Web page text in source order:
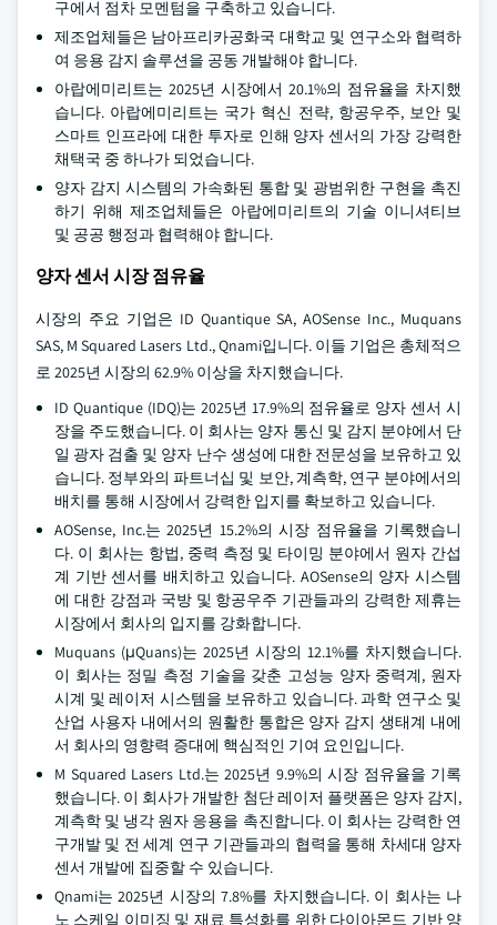
구에서 점차 모멘텀을 구축하고 있습니다.
제조업체들은 남아프리카공화국 대학교 및 연구소와 협력하
여 응용 감지 솔루션을 공동 개발해야 합니다.
아랍에미리트는 2025년 시장에서 20.1%의 점유율을 차지했
습니다. 아랍에미리트는 국가 혁신 전략, 항공우주, 보안 및
스마트 인프라에 대한 투자로 인해 양자 센서의 가장 강력한
채택국 중 하나가 되었습니다.
양자 감지 시스템의 가속화된 통합 및 광범위한 구현을 촉진
하기 위해 제조업체들은 아랍에미리트의 기술 이니셔티브
및 공공 행정과 협력해야 합니다.
양자 센서 시장 점유율
시장의 주요 기업은 ID Quantique SA, AOSense Inc., Muquans
SAS, M Squared Lasers Ltd., Qnami입니다. 이들 기업은 총체적으
로 2025년 시장의 62.9% 이상을 차지했습니다.
ID Quantique (IDQ)는 2025년 17.9%의 점유율로 양자 센서 시
장을 주도했습니다. 이 회사는 양자 통신 및 감지 분야에서 단
일 광자 검출 및 양자 난수 생성에 대한 전문성을 보유하고 있
습니다. 정부와의 파트너십 및 보안, 계측학, 연구 분야에서의
배치를 통해 시장에서 강력한 입지를 확보하고 있습니다.
AOSense, Inc.는 2025년 15.2%의 시장 점유율을 기록했습니
다. 이 회사는 항법, 중력 측정 및 타이밍 분야에서 원자 간섭
계 기반 센서를 배치하고 있습니다. AOSense의 양자 시스템
에 대한 강점과 국방 및 항공우주 기관들과의 강력한 제휴는
시장에서 회사의 입지를 강화합니다.
Muquans (μQuans)는 2025년 시장의 12.1%를 차지했습니다.
이 회사는 정밀 측정 기술을 갖춘 고성능 양자 중력계, 원자
시계 및 레이저 시스템을 보유하고 있습니다. 과학 연구소 및
산업 사용자 내에서의 원활한 통합은 양자 감지 생태계 내에
서 회사의 영향력 증대에 핵심적인 기여 요인입니다.
M Squared Lasers Ltd.는 2025년 9.9%의 시장 점유율을 기록
했습니다. 이 회사가 개발한 첨단 레이저 플랫폼은 양자 감지,
계측학 및 냉각 원자 응용을 촉진합니다. 이 회사는 강력한 연
구개발 및 전 세계 연구 기관들과의 협력을 통해 차세대 양자
센서 개발에 집중할 수 있습니다.
Qnami는 2025년 시장의 7.8%를 차지했습니다. 이 회사는 나
노 스케일 이미징 및 재료 특성화를 위한 다이아몬드 기반 양